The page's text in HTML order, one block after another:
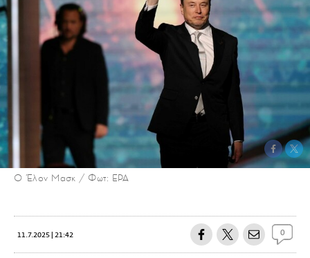
Ο Έλον Μασκ / Φωτ: EPA
11.7.2025 | 21:42 0